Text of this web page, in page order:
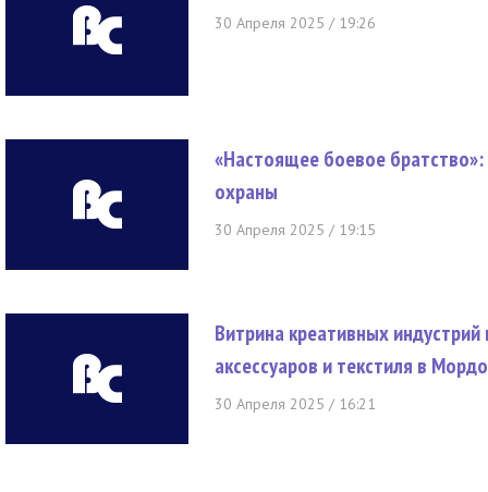
30 Апреля 2025 / 19:26
«Настоящее боевое
охраны
30 Апреля 2025 / 19:15
Витрина креативных
аксессуаров и текстиля в
30 Апреля 2025 / 16:21